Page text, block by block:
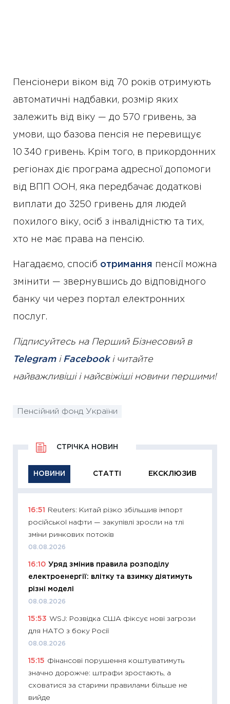
Пенсіонери віком від 70 років отримують
автоматичні надбавки, розмір яких
залежить від віку — до 570 гривень, за
умови, що базова пенсія не перевищує
10 340 гривень. Крім того, в прикордонних
регіонах діє програма адресної допомоги
від ВПП ООН, яка передбачає додаткові
виплати до 3250 гривень для людей
похилого віку, осіб з інвалідністю та тих,
хто не має права на пенсію.
Нагадаємо, спосіб отримання пенсії можна
змінити — звернувшись до відповідного
банку чи через портал електронних
послуг.
Підписуйтесь на Перший Бізнесовий в
Telegramі Facebookі читайте
найважливіші і найсвіжіші новини першими!
Пенсійний фонд України
НОВИНИ СТАТТІ ЕКСКЛЮЗИВ
СТРІЧКА НОВИН
16:51
Reuters: Китай різко збільшив імпорт
російської нафти — закупівлі зросли на тлі
зміни ринкових потоків
08.08.2026
16:10 Уряд змінив правила розподілу
електроенергії: влітку та взимку діятимуть
різні моделі
08.08.2026
15:53 WSJ: Розвідка США фіксує нові загрози
для НАТО з боку Росії
08.08.2026
15:15 Фінансові порушення коштуватимуть
значно дорожче: штрафи зростають, а
сховатися за старими правилами більше не
вийде